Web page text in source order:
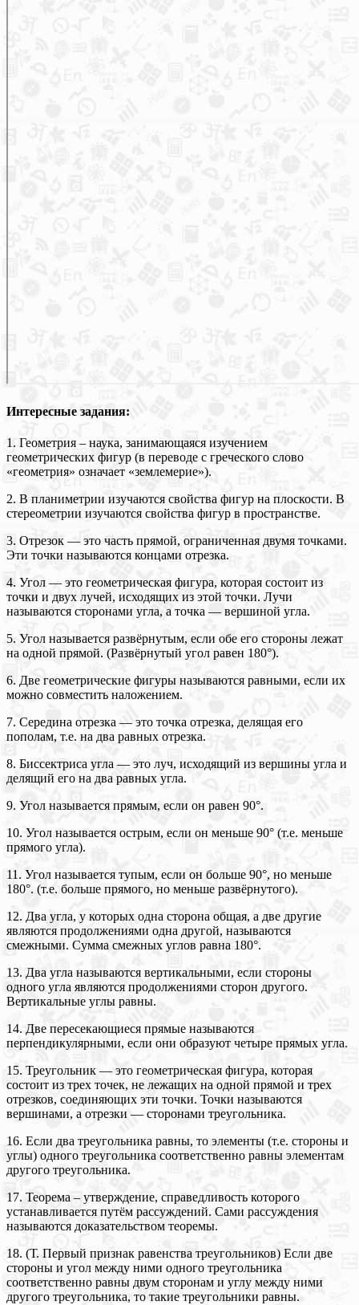
Интересные задания:
1. Геометрия – наука, занимающаяся изучением
геометрических фигур (в переводе с греческого слово
«геометрия» означает «землемерие»).
2. В планиметрии изучаются свойства фигур на плоскости. В
стереометрии изучаются свойства фигур в пространстве.
3. Отрезок — это часть прямой, ограниченная двумя точками.
Эти точки называются концами отрезка.
4. Угол — это геометрическая фигура, которая состоит из
точки и двух лучей, исходящих из этой точки. Лучи
называются сторонами угла, а точка — вершиной угла.
5. Угол называется развёрнутым, если обе его стороны лежат
на одной прямой. (Развёрнутый угол равен 180°).
6. Две геометрические фигуры называются равными, если их
можно совместить наложением.
7. Середина отрезка — это точка отрезка, делящая его
пополам, т.е. на два равных отрезка.
8. Биссектриса угла — это луч, исходящий из вершины угла и
делящий его на два равных угла.
9. Угол называется прямым, если он равен 90°.
10. Угол называется острым, если он меньше 90° (т.е. меньше
прямого угла).
11. Угол называется тупым, если он больше 90°, но меньше
180°. (т.е. больше прямого, но меньше развёрнутого).
12. Два угла, у которых одна сторона общая, а две другие
являются продолжениями одна другой, называются
смежными. Сумма смежных углов равна 180°.
13. Два угла называются вертикальными, если стороны
одного угла являются продолжениями сторон другого.
Вертикальные углы равны.
14. Две пересекающиеся прямые называются
перпендикулярными, если они образуют четыре прямых угла.
15. Треугольник — это геометрическая фигура, которая
состоит из трех точек, не лежащих на одной прямой и трех
отрезков, соединяющих эти точки. Точки называются
вершинами, а отрезки — сторонами треугольника.
16. Если два треугольника равны, то элементы (т.е. стороны и
углы) одного треугольника соответственно равны элементам
другого треугольника.
17. Теорема – утверждение, справедливость которого
устанавливается путём рассуждений. Сами рассуждения
называются доказательством теоремы.
18. (Т. Первый признак равенства треугольников) Если две
стороны и угол между ними одного треугольника
соответственно равны двум сторонам и углу между ними
другого треугольника, то такие треугольники равны.